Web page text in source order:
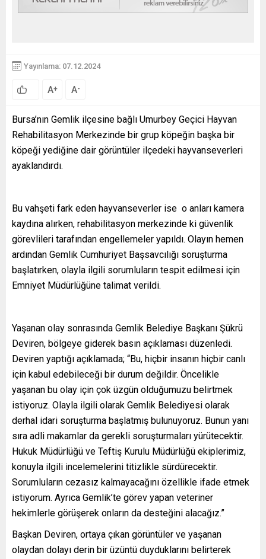
Yayınlama: 07.12.2024
A+ A-
Bursa’nın Gemlik ilçesine bağlı Umurbey Geçici Hayvan
Rehabilitasyon Merkezinde bir grup köpeğin başka bir
köpeği yediğine dair görüntüler ilçedeki hayvanseverleri
ayaklandırdı.
Bu vahşeti fark eden hayvanseverler ise o anları kamera
kaydına alırken, rehabilitasyon merkezinde ki güvenlik
görevlileri tarafından engellemeler yapıldı. Olayın hemen
ardından Gemlik Cumhuriyet Başsavcılığı soruşturma
başlatırken, olayla ilgili sorumluların tespit edilmesi için
Emniyet Müdürlüğüne talimat verildi.
Yaşanan olay sonrasında Gemlik Belediye Başkanı Şükrü
Deviren, bölgeye giderek basın açıklaması düzenledi.
Deviren yaptığı açıklamada; “Bu, hiçbir insanın hiçbir canlı
için kabul edebileceği bir durum değildir. Öncelikle
yaşanan bu olay için çok üzgün olduğumuzu belirtmek
istiyoruz. Olayla ilgili olarak Gemlik Belediyesi olarak
derhal idari soruşturma başlatmış bulunuyoruz. Bunun yanı
sıra adli makamlar da gerekli soruşturmaları yürütecektir.
Hukuk Müdürlüğü ve Teftiş Kurulu Müdürlüğü ekiplerimiz,
konuyla ilgili incelemelerini titizlikle sürdürecektir.
Sorumluların cezasız kalmayacağını özellikle ifade etmek
istiyorum. Ayrıca Gemlik’te görev yapan veteriner
hekimlerle görüşerek onların da desteğini alacağız.”
Başkan Deviren, ortaya çıkan görüntüler ve yaşanan
olaydan dolayı derin bir üzüntü duyduklarını belirterek